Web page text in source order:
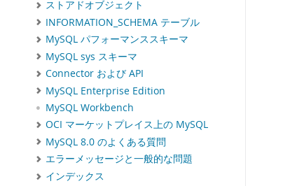
ストアドオブジェクト
INFORMATION_SCHEMA テーブル
MySQL パフォーマンススキーマ
MySQL sys スキーマ
Connector および API
MySQL Enterprise Edition
MySQL Workbench
OCI マーケットプレイス上の MySQL
MySQL 8.0 のよくある質問
エラーメッセージと一般的な問題
インデックス